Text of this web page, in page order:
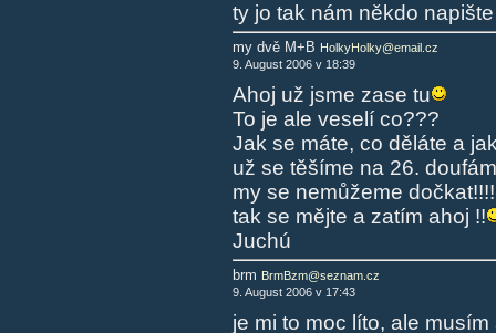
ty jo tak nám někdo
my dvě M+B HolkyHolky@email.cz
9. August 2006 v 18:39
Ahoj už jsme zase tu
To je ale veselí co???
Jak se máte, co děláte a
už se těšíme na 26.
my se nemůžeme dočkat!!!!
tak se mějte a zatím ahoj !!
Juchú
brm BrmBzm@seznam.cz
9. August 2006 v 17:43
je mi to moc líto, ale